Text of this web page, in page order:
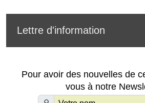
Lettre d'information
Pour avoir des nouvelles de
vous à notre